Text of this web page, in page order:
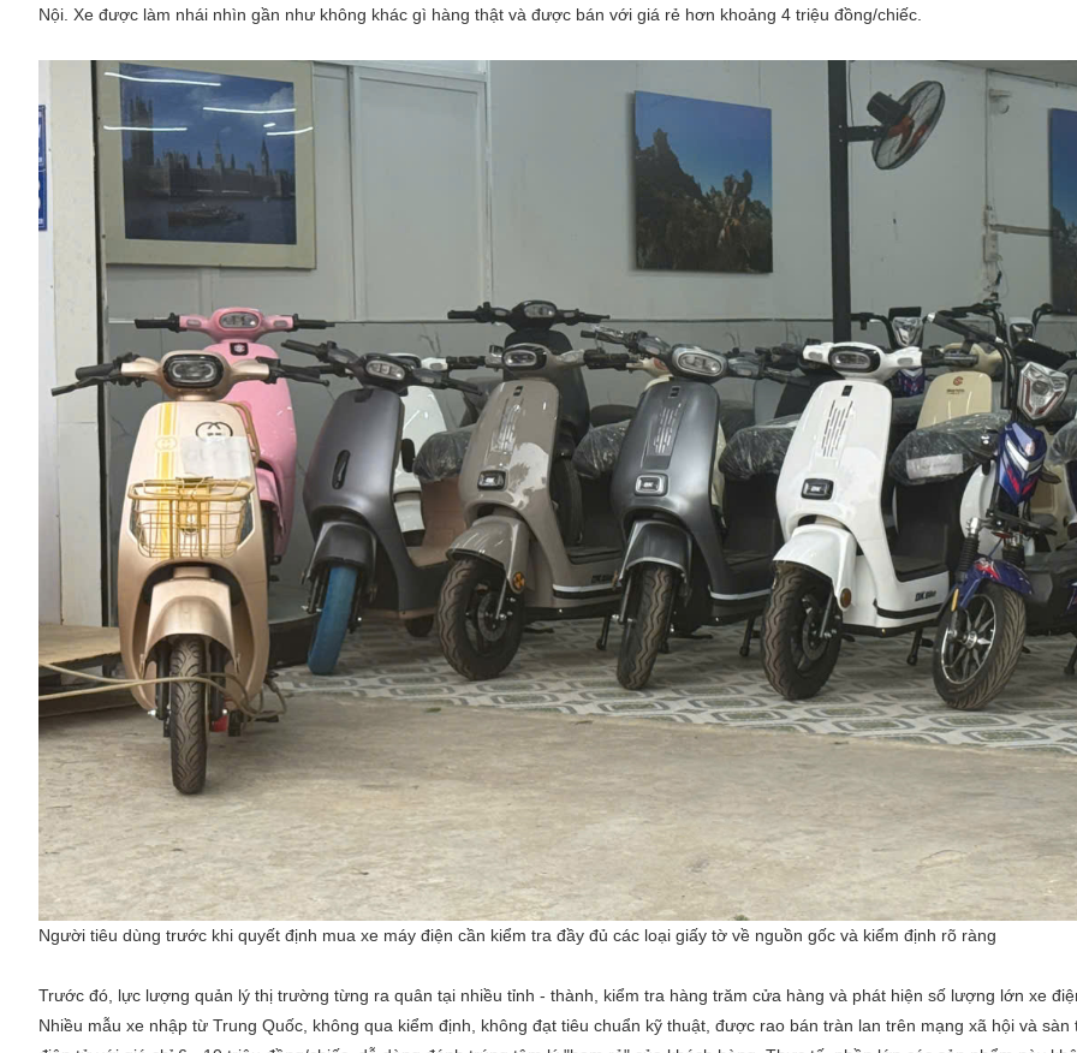
Nội. Xe được làm nhái nhìn gần như không khác gì hàng thật và được bán với giá rẻ hơn khoảng 4 triệu đồng/chiếc.
Người tiêu dùng trước khi quyết định mua xe máy điện cần kiểm tra đầy đủ các loại giấy tờ về nguồn gốc và kiểm định rõ ràng
Trước đó, lực lượng quản lý thị trường từng ra quân tại nhiều tỉnh - thành, kiểm tra hàng trăm cửa hàng và phát hiện số lượng lớn xe
Nhiều mẫu xe nhập từ Trung Quốc, không qua kiểm định, không đạt tiêu chuẩn kỹ thuật, được rao bán tràn lan trên mạng xã hội và sàn